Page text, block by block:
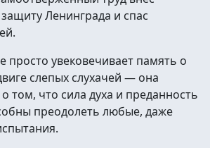
Ленинграда и спас
просто увековечивает память о
слепых слухачей — она
том, что сила духа и преданность
преодолеть любые, даже